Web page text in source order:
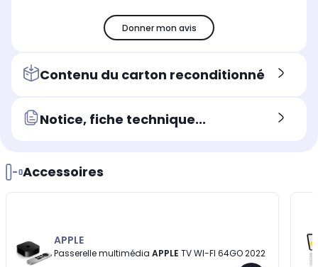
Donner mon avis
Contenu du carton reconditionné
Notice, fiche technique...
Accessoires
APPLE
Passerelle multimédia APPLE TV WI-FI 64GO 2022